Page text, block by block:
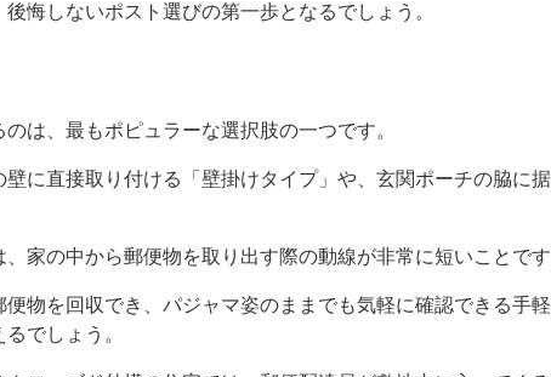
悔しないポスト選びの第一歩となるでしょう。
は、最もポピュラーな選択肢の一つです。
に直接取り付ける「壁掛けタイプ」や、玄関ポーチの脇に
家の中から郵便物を取り出す際の動線が非常に短いことです
物を回収でき、パジャマ姿のままでも気軽に確認できる手
でしょう。